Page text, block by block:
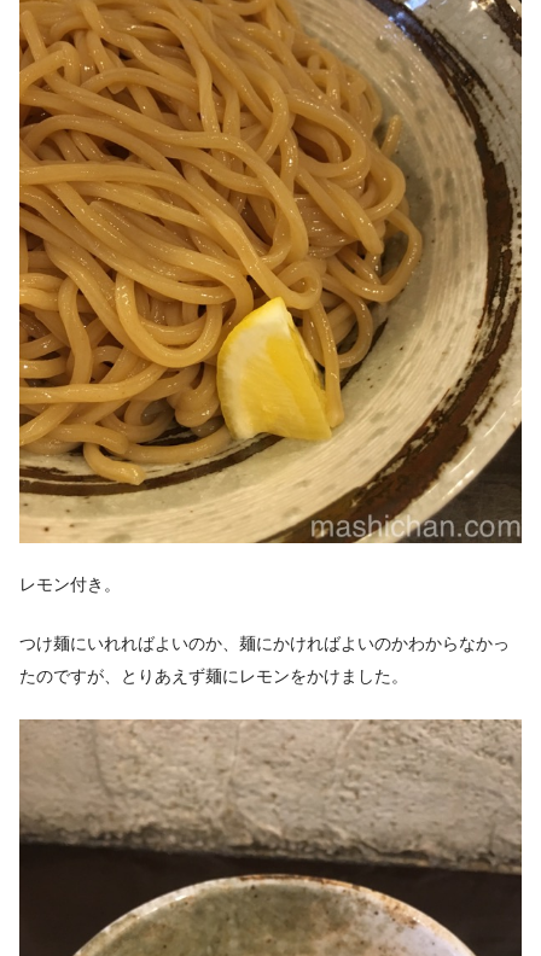
レモン付き。
つけ麺にいれればよいのか、麺にかければよいのかわからなかっ
たのですが、とりあえず麺にレモンをかけました。